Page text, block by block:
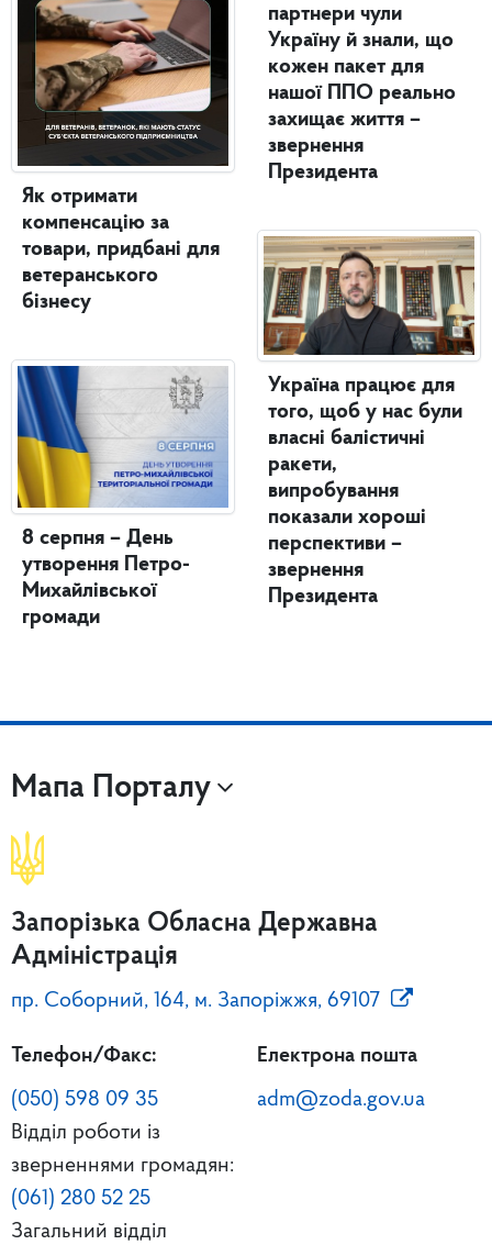
Як отримати
компенсацію за
товари, придбані для
ветеранського
бізнесу
8 серпня – День
утворення Петро-
Михайлівської
громади
партнери чули
Україну й знали, що
кожен пакет для
нашої ППО реально
захищає життя –
звернення
Президента
Україна працює для
того, щоб у нас були
власні балістичні
ракети,
випробування
показали хороші
перспективи –
звернення
Президента
Мапа Порталу
Запорізька Обласна Державна
Адміністрація
пр. Соборний, 164, м. Запоріжжя, 69107
Телефон/Факс:
(050) 598 09 35
Відділ роботи із
зверненнями громадян:
(061) 280 52 25
Загальний відділ
Електрона пошта
adm@zoda.gov.ua